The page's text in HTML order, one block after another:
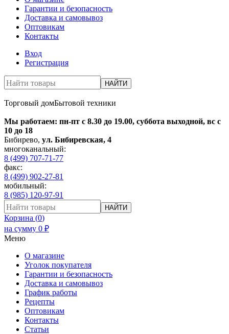
Гарантии и безопасность
Доставка и самовывоз
Оптовикам
Контакты
Вход
Регистрация
НАЙТИ
Торговый домБытовой техники
Мы работаем: пн-пт с 8.30 до 19.00, суббота выходной, вс с
10 до 18
Бибирево, ул. Бибиревская, 4
многоканальный:
8 (499) 707-71-77
факс:
8 (499) 902-27-81
мобильный:
8 (985) 120-97-91
НАЙТИ
Корзина (0)
на сумму 0 ₽
Меню
О магазине
Уголок покупателя
Гарантии и безопасность
Доставка и самовывоз
График работы
Рецепты
Оптовикам
Контакты
Статьи